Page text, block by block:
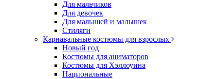
Для мальчиков
Для девочек
Для малышей и малышек
Стиляги
Карнавальные костюмы для взрослых
Новый год
Костюмы для аниматоров
Костюмы для Хэллоуина
Национальные